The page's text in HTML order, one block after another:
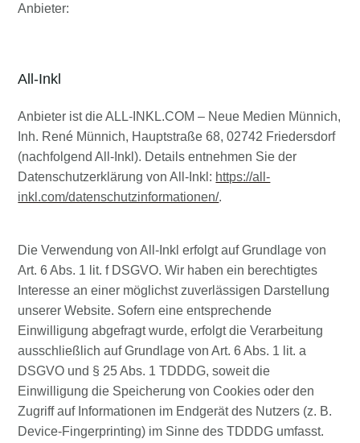
Anbieter:
All-Inkl
Anbieter ist die ALL-INKL.COM – Neue Medien Münnich,
Inh. René Münnich, Hauptstraße 68, 02742 Friedersdorf
(nachfolgend All-Inkl). Details entnehmen Sie der
Datenschutzerklärung von All-Inkl: https://all-
inkl.com/datenschutzinformationen/.
Die Verwendung von All-Inkl erfolgt auf Grundlage von
Art. 6 Abs. 1 lit. f DSGVO. Wir haben ein berechtigtes
Interesse an einer möglichst zuverlässigen Darstellung
unserer Website. Sofern eine entsprechende
Einwilligung abgefragt wurde, erfolgt die Verarbeitung
ausschließlich auf Grundlage von Art. 6 Abs. 1 lit. a
DSGVO und § 25 Abs. 1 TDDDG, soweit die
Einwilligung die Speicherung von Cookies oder den
Zugriff auf Informationen im Endgerät des Nutzers (z. B.
Device-Fingerprinting) im Sinne des TDDDG umfasst.